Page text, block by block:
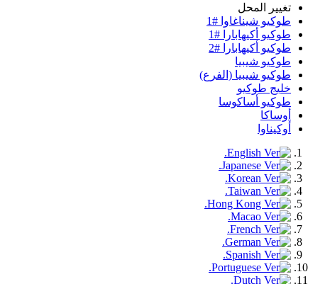
تغيير المحل
طوكيو شيناغاوا #1
طوكيو أكيهابارا #1
طوكيو أكيهابارا #2
طوكيو شيبيا
طوكيو شيبيا (الفرع)
خليج طوكيو
طوكيو أساكوسا
أوساكا
أوكيناوا